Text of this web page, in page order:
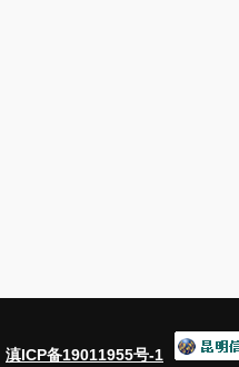
滇ICP备19011955号-1